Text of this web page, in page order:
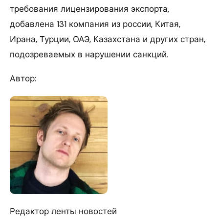
требования лицензирования экспорта,
добавлена 131 компания из россии, Китая,
Ирана, Турции, ОАЭ, Казахстана и других стран,
подозреваемых в нарушении санкций.
Автор:
Редактор ленты новостей